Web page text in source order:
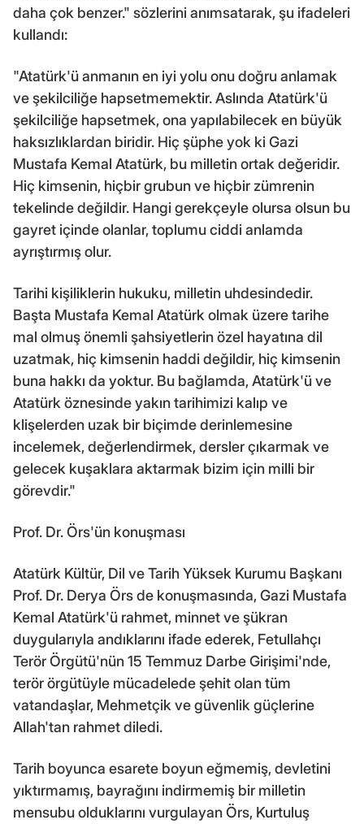
daha çok benzer." sözlerini anımsatarak, şu ifadeleri
kullandı:
"Atatürk'ü anmanın en iyi yolu onu doğru anlamak
ve şekilciliğe hapsetmemektir. Aslında Atatürk'ü
şekilciliğe hapsetmek, ona yapılabilecek en büyük
haksızlıklardan biridir. Hiç şüphe yok ki Gazi
Mustafa Kemal Atatürk, bu milletin ortak değeridir.
Hiç kimsenin, hiçbir grubun ve hiçbir zümrenin
tekelinde değildir. Hangi gerekçeyle olursa olsun bu
gayret içinde olanlar, toplumu ciddi anlamda
ayrıştırmış olur.
Tarihi kişiliklerin hukuku, milletin uhdesindedir.
Başta Mustafa Kemal Atatürk olmak üzere tarihe
mal olmuş önemli şahsiyetlerin özel hayatına dil
uzatmak, hiç kimsenin haddi değildir, hiç kimsenin
buna hakkı da yoktur. Bu bağlamda, Atatürk'ü ve
Atatürk öznesinde yakın tarihimizi kalıp ve
klişelerden uzak bir biçimde derinlemesine
incelemek, değerlendirmek, dersler çıkarmak ve
gelecek kuşaklara aktarmak bizim için milli bir
görevdir."
Prof. Dr. Örs'ün konuşması
Atatürk Kültür, Dil ve Tarih Yüksek Kurumu Başkanı
Prof. Dr. Derya Örs de konuşmasında, Gazi Mustafa
Kemal Atatürk'ü rahmet, minnet ve şükran
duygularıyla andıklarını ifade ederek, Fetullahçı
Terör Örgütü'nün 15 Temmuz Darbe Girişimi'nde,
terör örgütüyle mücadelede şehit olan tüm
vatandaşlar, Mehmetçik ve güvenlik güçlerine
Allah'tan rahmet diledi.
Tarih boyunca esarete boyun eğmemiş, devletini
yıktırmamış, bayrağını indirmemiş bir milletin
mensubu olduklarını vurgulayan Örs, Kurtuluş